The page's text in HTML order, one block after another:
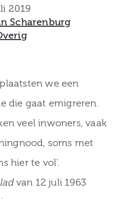
2019
Scharenburg
we een
die gaat emigreren.
veel inwoners, vaak
soms met
hier te vol’.
van 12 juli 1963